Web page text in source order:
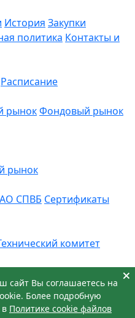
История Закупки
политика Контакты и
Расписание
рынокФондовый рынок
рынок
СПВБ Сертификаты
комитет
поддержку
защищены.
сайт Вы соглашаетесь на
Более подробную
Политике cookie файлов